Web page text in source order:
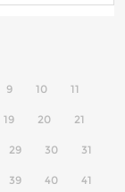
9 10 11
19 20 21
29 30 31
39 40 41